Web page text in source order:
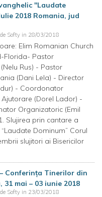
"Laudate
2018 Romania, jud
Softy in 28/03/2018
Elim Romanian Church
Florida- Pastor
Rus) - Pastor
(Dani Lela) - Director
- Coordonator
(Dorel Lador) -
Organizatoric (Emil
Slujirea prin cantare a
Dominum” Corul
slujitori ai Bisericilor
Conferința Tinerilor din
mai – 03 iunie 2018
Softy in 23/03/2018